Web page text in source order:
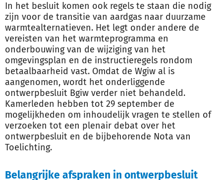
In het besluit komen ook regels te staan die nodig
zijn voor de transitie van aardgas naar duurzame
warmtealternatieven. Het legt onder andere de
vereisten van het warmteprogramma en
onderbouwing van de wijziging van het
omgevingsplan en de instructieregels rondom
betaalbaarheid vast. Omdat de Wgiw al is
aangenomen, wordt het onderliggende
ontwerpbesluit Bgiw verder niet behandeld.
Kamerleden hebben tot 29 september de
mogelijkheden om inhoudelijk vragen te stellen of
verzoeken tot een plenair debat over het
ontwerpbesluit en de bijbehorende Nota van
Toelichting.
Belangrijke afspraken in ontwerpbesluit